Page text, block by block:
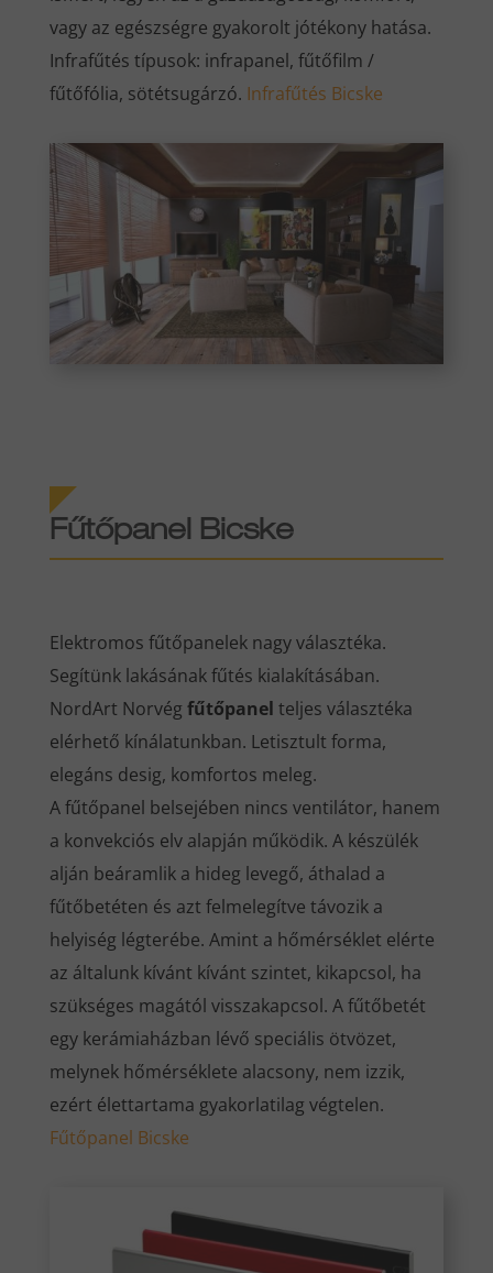
vagy az egészségre gyakorolt jótékony hatása.
Infrafűtés típusok: infrapanel, fűtőfilm /
fűtőfólia, sötétsugárzó. Infrafűtés Bicske
Fűtőpanel Bicske
Elektromos fűtőpanelek nagy választéka.
Segítünk lakásának fűtés kialakításában.
NordArt Norvég fűtőpanel teljes választéka
elérhető kínálatunkban. Letisztult forma,
elegáns desig, komfortos meleg.
A fűtőpanel belsejében nincs ventilátor, hanem
a konvekciós elv alapján működik. A készülék
alján beáramlik a hideg levegő, áthalad a
fűtőbetéten és azt felmelegítve távozik a
helyiség légterébe. Amint a hőmérséklet elérte
az általunk kívánt kívánt szintet, kikapcsol, ha
szükséges magától visszakapcsol. A fűtőbetét
egy kerámiaházban lévő speciális ötvözet,
melynek hőmérséklete alacsony, nem izzik,
ezért élettartama gyakorlatilag végtelen.
Fűtőpanel Bicske